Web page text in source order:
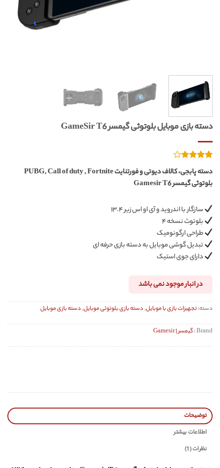
دسته بازی موبایل بلوتوثی گیمسر GameSir T6
4.00از
5 در
دسته پابجی، کالاف دیوتی و فورتنایت PUBG, Call of duty , Fortnite
بلوتوثی گیمسر Gamesir T6
سازگار با اندروید و آی او اس زیر ۱۳.۴
بلوتوث نسخه ۴
طراحی ارگونومیک
تبدیل گوشی موبایل به دسته بازی حرفه ای
دارای جوی استیک
در انبار موجود نمی باشد
دسته:تجهیزات بازی با موبایل,دسته بازی بلوتوثی موبایل,دسته بازی موبایل
Brand : گیمسر | Gamesir
توضیحات
اطلاعات بیشتر
نظرات (1)